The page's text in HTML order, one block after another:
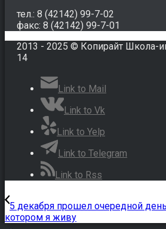
тел.: 8 (42142) 99-7-02
факс: 8 (42142) 99-7-01
2013 - 2025 © Копирайт Школа-
14
Link to Mail
Link to Vk
Link to Yelp
Link to Telegram
Link to Rss
5 декабря прошел очередной
котором я живу